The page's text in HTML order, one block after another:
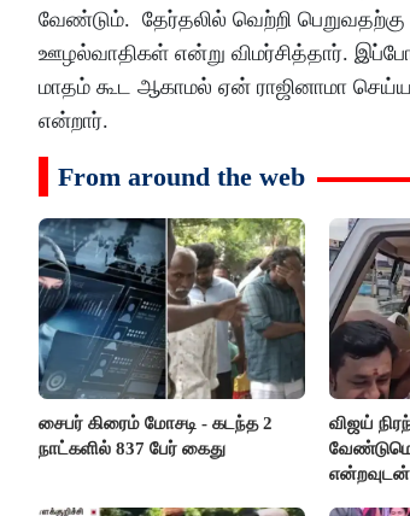
வேண்டும். தேர்தலில் வெற்றி
ஊழல்வாதிகள் என்று விமர்சித்தார்.
மாதம் கூட ஆகாமல் ஏன் ராஜினாமா
என்றார்.
From around the web
சைபர் கிரைம் மோசடி - கடந்த 2
நாட்களில் 837 பேர் கைது
விஜய்
என்றவுடன்